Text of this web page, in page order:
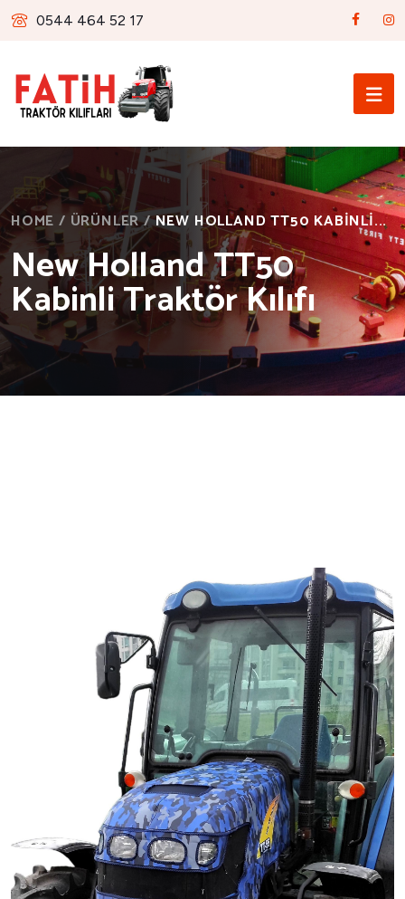
0544 464 52 17
HOME / ÜRÜNLER/NEW HOLLAND TT50 KABINLI...
New Holland TT50
Kabinli Traktör Kılıfı